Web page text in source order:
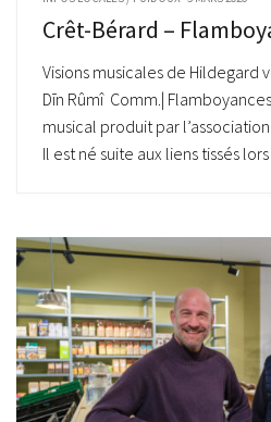
Crêt-Bérard –
Visions musicales de Hildegard
Dīn Rûmî Comm.|
musical produit par
Il est né suite aux liens tissés lors